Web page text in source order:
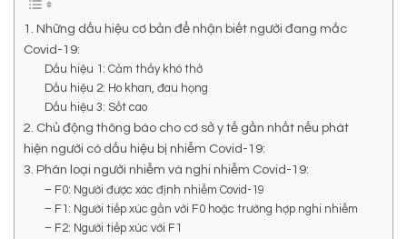
1. Những dấu hiệu cơ bản để nhận biết người đang mắc
Covid-19:
Dấu hiệu 1: Cảm thấy khó thở
Dấu hiệu 2: Ho khan, đau họng
Dấu hiệu 3: Sốt cao
2. Chủ động thông báo cho cơ sở y tế gần nhất nếu phát
hiện người có dấu hiệu bị nhiễm Covid-19:
3. Phân loại người nhiễm và nghi nhiễm Covid-19:
– F0: Người được xác định nhiễm Covid-19
– F1: Người tiếp xúc gần với F0 hoặc trường hợp nghi nhiễm
– F2: Người tiếp xúc với F1